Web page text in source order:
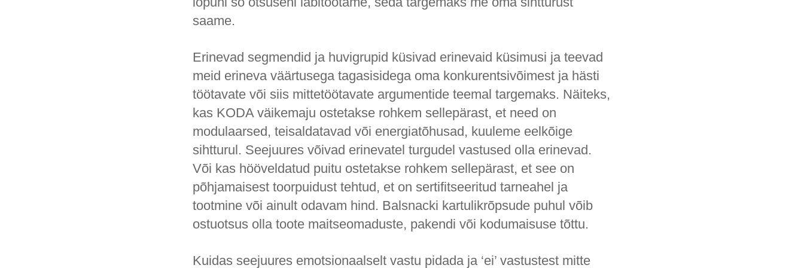
saame.
Erinevad segmendid ja huvigrupid küsivad erinevaid küsimusi ja teevad
meid erineva väärtusega tagasisidega oma konkurentsivõimest ja hästi
töötavate või siis mittetöötavate argumentide teemal targemaks. Näiteks,
kas KODA väikemaju ostetakse rohkem sellepärast, et need on
modulaarsed, teisaldatavad või energiatõhusad, kuuleme eelkõige
sihtturul. Seejuures võivad erinevatel turgudel vastused olla erinevad.
Või kas hööveldatud puitu ostetakse rohkem sellepärast, et see on
põhjamaisest toorpuidust tehtud, et on sertifitseeritud tarneahel ja
tootmine või ainult odavam hind. Balsnacki kartulikrõpsude puhul võib
ostuotsus olla toote maitseomaduste, pakendi või kodumaisuse tõttu.
Kuidas seejuures emotsionaalselt vastu pidada ja ‘ei’ vastustest mitte